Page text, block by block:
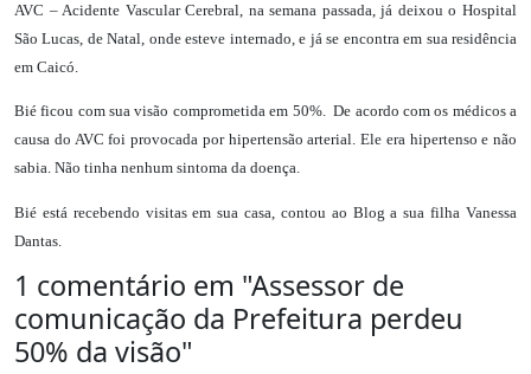
AVC – Acidente Vascular Cerebral, na semana passada, já deixou o Hospital
São Lucas, de Natal, onde esteve internado, e já se encontra em sua residência
em Caicó.
Bié ficou com sua visão comprometida em 50%. De acordo com os médicos a
causa do AVC foi provocada por hipertensão arterial. Ele era hipertenso e não
sabia. Não tinha nenhum sintoma da doença.
Bié está recebendo visitas em sua casa, contou ao Blog a sua filha Vanessa
Dantas.
1 comentário em "Assessor de
comunicação da Prefeitura perdeu
50% da visão"